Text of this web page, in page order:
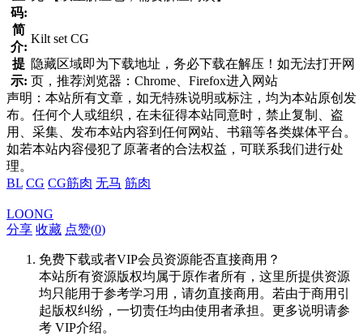
码:
简
介:
Kilt set CG
提
示:
隐藏区域即为下载地址，务必下载在解压！如无法打开网
页，推荐浏览器：Chrome、Firefox进入网站
声明：本站所有文章，如无特殊说明或标注，均为本站原创发
布。任何个人或组织，在未征得本站同意时，禁止复制、盗
用、采集、发布本站内容到任何网站、书籍等各类媒体平台。
如若本站内容侵犯了原著者的合法权益，可联系我们进行处
理。
BL CG CG筋肉 无马 筋肉
LOONG
分享 收藏 点赞(0)
免费下载或者VIP会员资源能否直接商用？
本站所有资源版权均属于原作者所有，这里所提供资源
均只能用于参考学习用，请勿直接商用。若由于商用引
起版权纠纷，一切责任均由使用者承担。更多说明请参
考 VIP介绍。